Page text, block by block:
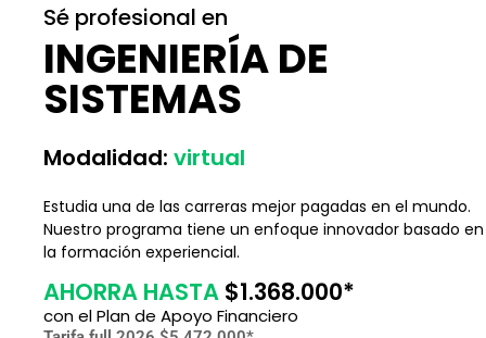
Sé profesional en
INGENIERÍA DE
SISTEMAS
Modalidad: virtual
Estudia una de las carreras mejor pagadas en el mundo.
Nuestro programa tiene un enfoque innovador basado en
la formación experiencial.
AHORRA HASTA $1.368.000*
con el Plan de Apoyo Financiero